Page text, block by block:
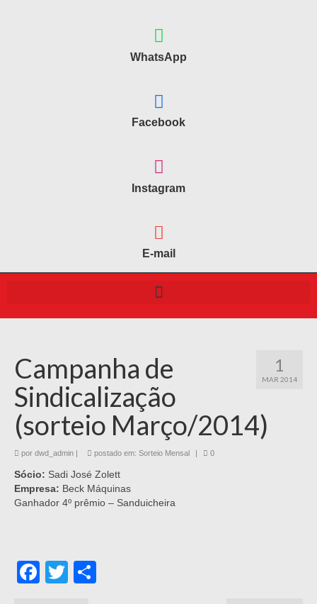
WhatsApp
Facebook
Instagram
E-mail
1
MAR 2014
Campanha de
Sindicalização
(sorteio Março/2014)
por dwd_admin postado em: Sorteio Mensal 0
Sócio: Sadi José Zolett
Empresa: Beck Máquinas
Ganhador 4º prêmio – Sanduicheira
Facebook
Twitter